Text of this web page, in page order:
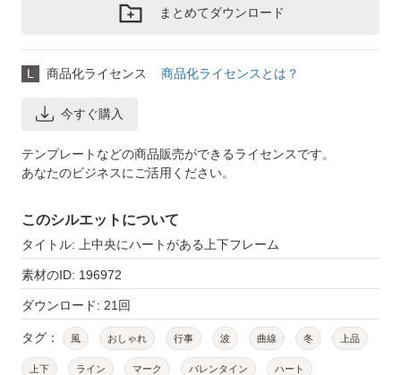
まとめてダウンロード
L 商品化ライセンス 商品化ライセンスとは？
今すぐ購入
テンプレートなどの商品販売ができるライセンスです。
あなたのビジネスにご活用ください。
このシルエットについて
タイトル: 上中央にハートがある上下フレーム
素材のID: 196972
ダウンロード: 21回
タグ： 風 おしゃれ 行事 波 曲線 冬 上品
上下 ライン マーク バレンタイン ハート